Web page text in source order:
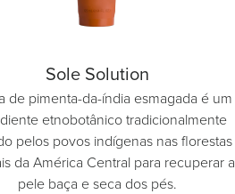
Sole Solution
de pimenta-da-índia esmagada é um
etnobotânico tradicionalmente
pelos povos indígenas nas florestas
da América Central para recuperar a
pele baça e seca dos pés.